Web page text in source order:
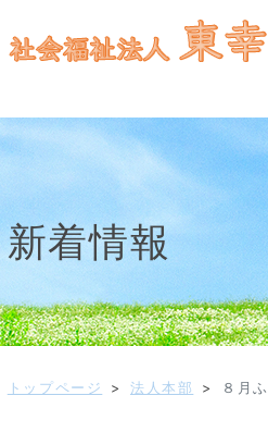
新着情報
トップページ > 法人本部 > ８月